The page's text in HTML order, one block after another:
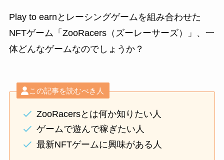
Play to earnとレーシングゲームを組み合わせた
NFTゲーム「ZooRacers（ズーレーサーズ）」、一
体どんなゲームなのでしょうか？
この記事を読むべき人
ZooRacersとは何か知りたい人
ゲームで遊んで稼ぎたい人
最新NFTゲームに興味がある人